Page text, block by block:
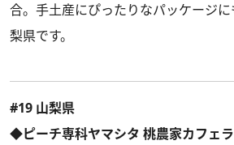
合。手土産にぴったりなパッケージ
梨県です。
#19 山梨県
◆ピーチ専科ヤマシタ 桃農家カフェ